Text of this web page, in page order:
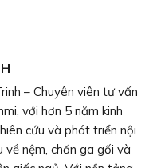
– Chuyên viên tư vấn
với hơn 5 năm kinh
cứu và phát triển nội
về nệm, chăn ga gối và